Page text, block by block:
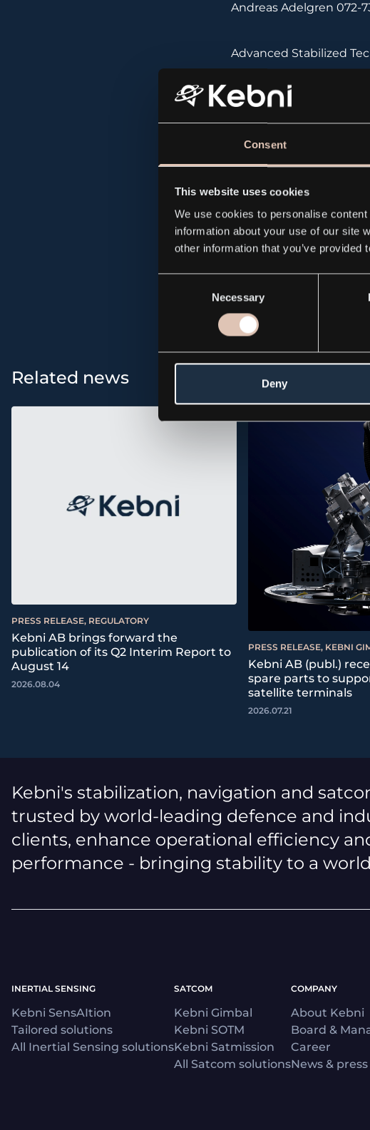
Consent
This website uses cookies
We use cookies to personalise
information about your use of our site
other information that you’ve
Necessary
Deny
Andreas Adelgren
Advanced Stabilized
Isafjordsgatan 32B, 164
www.astg.se
PDF
All news and press
Related news
PRESS RELEASE, REGULATORY
Kebni AB brings forward the
publication of its Q2 Interim Report to
August 14
2026.08.04
PRESS RELEASE, KEBNI
Kebni AB (publ.)
spare parts to
satellite terminals
2026.07.21
Kebni's stabilization, navigation and
trusted by world-leading defence and
clients, enhance operational efficiency
performance - bringing stability to a
INERTIAL SENSING
Kebni SensAItion
Tailored solutions
All Inertial Sensing solutions
SATCOM
Kebni Gimbal
Kebni SOTM
Kebni Satmission
All Satcom solutions
COMPANY
About Kebni
Board &
Career
News &